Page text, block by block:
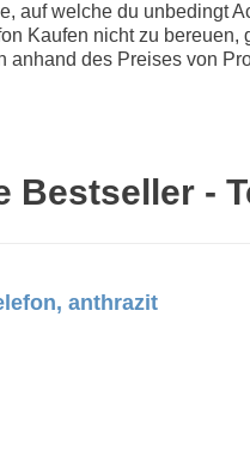
welche du unbedingt
Kaufen nicht zu
des Preises von
Bestseller -
anthrazit